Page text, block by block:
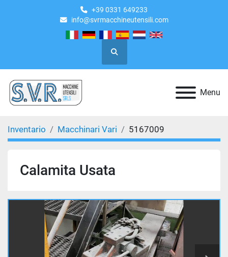
+39 0331 649233
info@svrmacchineutensili.com
Cerca
Menu
Inventario Macchinari Vari 5167009
Calamita Usata